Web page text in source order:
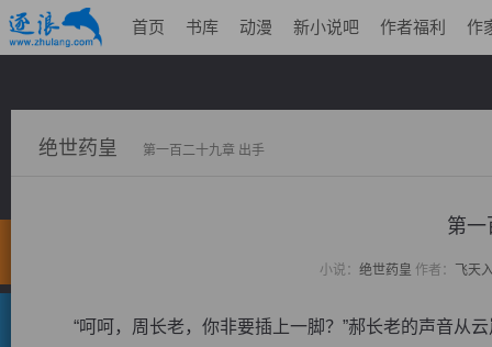
首页 书库 动漫 新小说吧 作者福利 作
绝世药皇 第一百二十九章 出手
第一
小说： 绝世药皇 作者： 飞天
“呵呵，周长老，你非要插上一脚？”郝长老的声音从云